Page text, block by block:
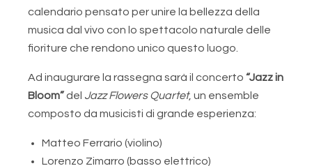
calendario pensato per unire la bellezza della
musica dal vivo con lo spettacolo naturale delle
fioriture che rendono unico questo luogo.
Ad inaugurare la rassegna sarà il concerto “Jazz in
Bloom”del Jazz Flowers Quartet, un ensemble
composto da musicisti di grande esperienza:
Matteo Ferrario (violino)
Lorenzo Zimarro (basso elettrico)